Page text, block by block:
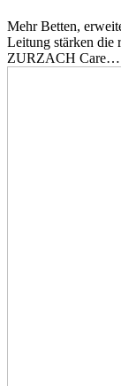
Mehr Betten,
Leitung stärken die
ZURZACH Care…